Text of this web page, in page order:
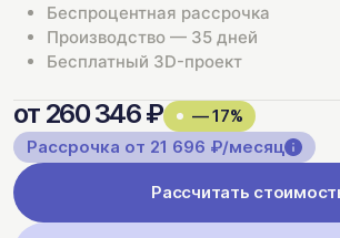
Беспроцентная рассрочка
Производство — 35 дней
Бесплатный 3D-проект
от 260 346 ₽
— 17%
Рассрочка от 21 696 ₽/месяц
Рассчитать